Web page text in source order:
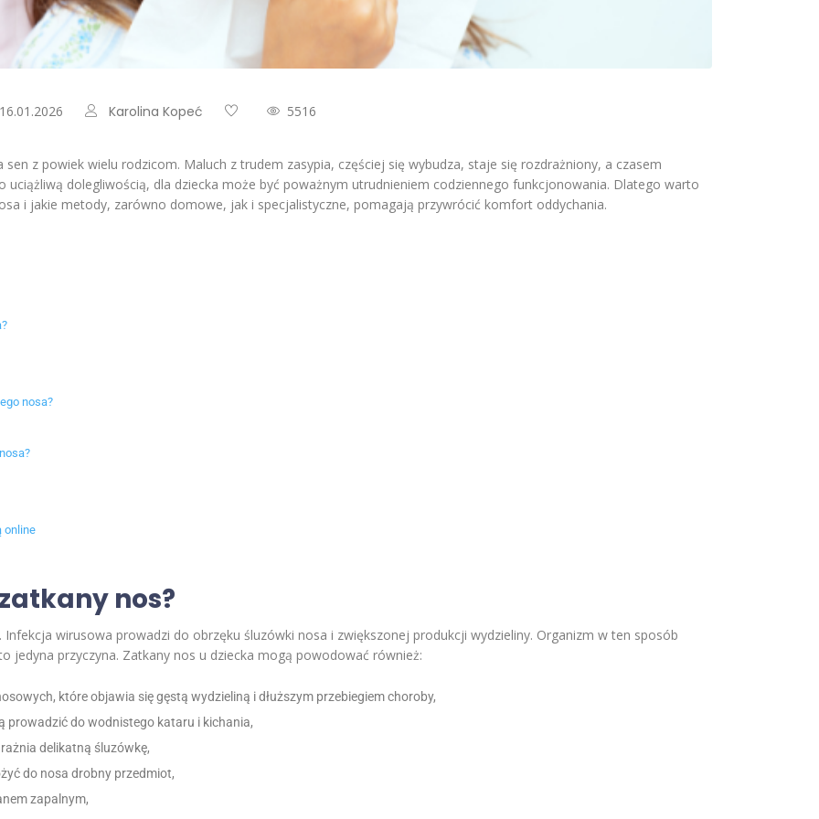
Karolina Kopeć 5516
z powiek wielu rodzicom. Maluch z trudem zasypia, częściej się wybudza, staje się rozdrażniony, a czasem
uciążliwą dolegliwością, dla dziecka może być poważnym utrudnieniem codziennego funkcjonowania. Dlatego warto
i jakie metody, zarówno domowe, jak i specjalistyczne, pomagają przywrócić komfort oddychania.
nosa?
online
nos?
. Infekcja wirusowa prowadzi do obrzęku śluzówki nosa i zwiększonej produkcji wydzieliny. Organizm w ten sposób
jedyna przyczyna. Zatkany nos u dziecka mogą powodować również:
które objawia się gęstą wydzieliną i dłuższym przebiegiem choroby,
prowadzić do wodnistego kataru i kichania,
delikatną śluzówkę,
do nosa drobny przedmiot,
zapalnym,